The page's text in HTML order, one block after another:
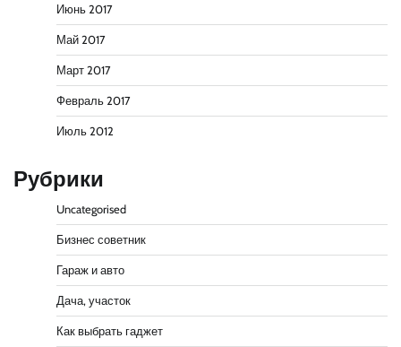
Июнь 2017
Май 2017
Март 2017
Февраль 2017
Июль 2012
Рубрики
Uncategorised
Бизнес советник
Гараж и авто
Дача, участок
Как выбрать гаджет